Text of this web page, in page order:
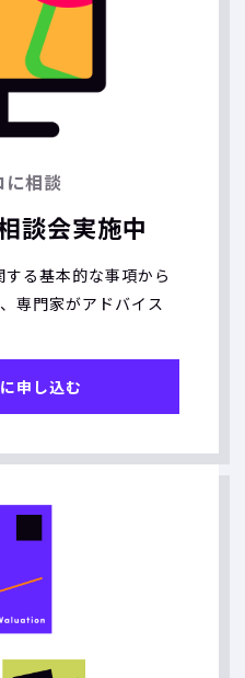
に相談
談会実施中
る基本的な事項から
専門家がアドバイス
申し込む